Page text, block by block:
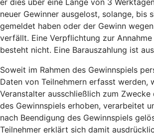
er dies über eine Länge von 3
neuer Gewinner ausgelost, solange, bis
gemeldet haben oder der Gewinn
verfällt. Eine Verpflichtung zur Annahme
besteht nicht. Eine Barauszahlung ist
Soweit im Rahmen des Gewinnspiels
Daten von Teilnehmern erfasst werden,
Veranstalter ausschließlich zum Zwecke
des Gewinnspiels erhoben, verarbeitet
nach Beendigung des Gewinnspiels
Teilnehmer erklärt sich damit